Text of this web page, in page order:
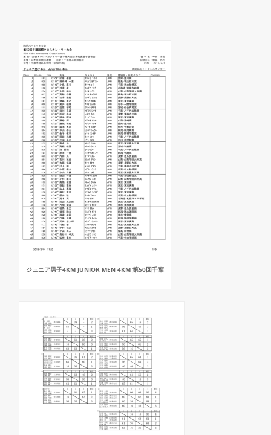
ジュニア男子4KM JUNIOR MEN 4KM 第50回千葉